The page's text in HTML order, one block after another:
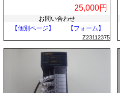
25,000円
お問い合わせ
【個別ページ】
【フォーム】
Z23112375